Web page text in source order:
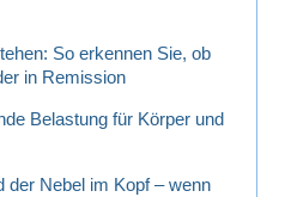
So erkennen Sie, ob
in Remission
Belastung für Körper und
der Nebel im Kopf – wenn